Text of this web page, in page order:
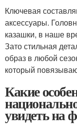
Ключевая
аксессуары.
казашки, в наше
Зато стильная
образ в любой
который
Какие
увидеть на